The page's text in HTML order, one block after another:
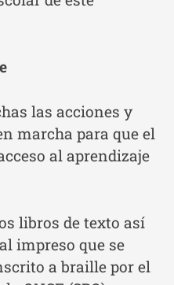
las acciones y
marcha para que el
al aprendizaje
libros de texto así
impreso que se
a braille por el